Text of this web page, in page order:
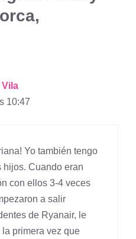
10:47
Yo también tengo
hijos. Cuando eran
con ellos 3-4 veces
a salir
de Ryanair, le
primera vez que